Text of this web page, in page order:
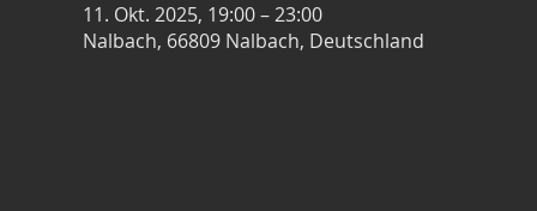
11. Okt. 2025, 19:00 – 23:00
Nalbach, 66809 Nalbach, Deutschland